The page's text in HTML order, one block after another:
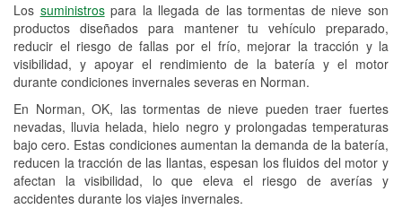
Los suministrospara la llegada de las tormentas de nieve son
productos diseñados para mantener tu vehículo preparado,
reducir el riesgo de fallas por el frío, mejorar la tracción y la
visibilidad, y apoyar el rendimiento de la batería y el motor
durante condiciones invernales severas en Norman.
En Norman, OK, las tormentas de nieve pueden traer fuertes
nevadas, lluvia helada, hielo negro y prolongadas temperaturas
bajo cero. Estas condiciones aumentan la demanda de la batería,
reducen la tracción de las llantas, espesan los fluidos del motor y
afectan la visibilidad, lo que eleva el riesgo de averías y
accidentes durante los viajes invernales.
Reciclaje de baterías y aceite
Instalación de bombillas de faros
Instalación de limpiaparabrisas
Programa de Préstamo de
Herramientas
Mezcla de pinturas
Rectificación de tambores y discos de